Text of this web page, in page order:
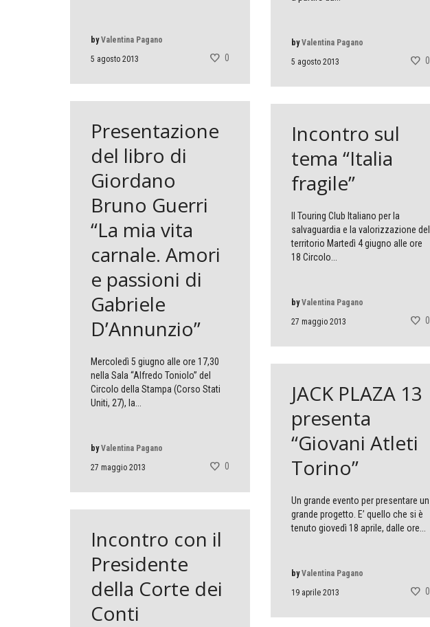
5 agosto 2013
byValentina Pagano
0 5 agosto 2013
byValentina Pagano
0
Presentazione
del libro di
Giordano
Bruno Guerri
“La mia vita
carnale. Amori
e passioni di
Gabriele
D’Annunzio”
Mercoledì 5 giugno alle ore 17,30
nella Sala “Alfredo Toniolo” del
Circolo della Stampa (Corso Stati
Uniti, 27), la...
27 maggio 2013
byValentina Pagano
0
Incontro sul
tema “Italia
fragile”
Il Touring Club Italiano per la
salvaguardia e la valorizzazione del
territorio Martedì 4 giugno alle ore
18 Circolo...
27 maggio 2013
byValentina Pagano
0
JACK PLAZA 13
presenta
“Giovani Atleti
Torino”
Un grande evento per presentare un
grande progetto. E’ quello che si è
tenuto giovedì 18 aprile, dalle ore...
19 aprile 2013
byValentina Pagano
0
Incontro con il
Presidente
della Corte dei
Conti